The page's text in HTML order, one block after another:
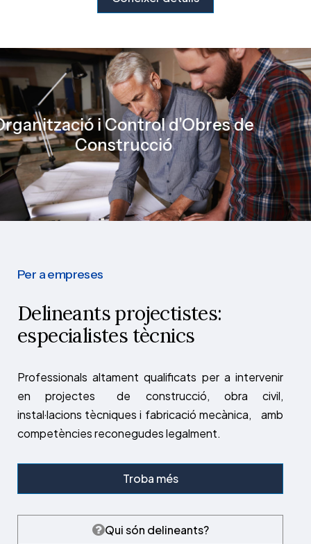
Organització i Control
Construcció
Per a empreses
Delineants projectistes:
especialistes tècnics
Professionals altament qualificats per a intervenir
en projectes de construcció, obra civil,
instal·lacions tècniques i fabricació mecànica, amb
competències reconegudes legalment.
Troba més
Qui són delineants?